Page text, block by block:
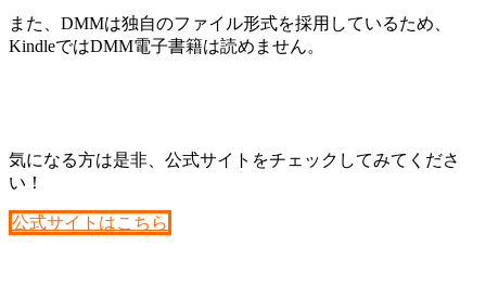
また、DMMは独自のファイル形式を採用しているため、
KindleではDMM電子書籍は読めません。
気になる方は是非、公式サイトをチェックしてみてくださ
い！
公式サイトはこちら